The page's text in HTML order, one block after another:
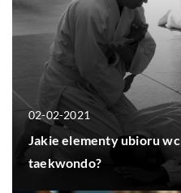
02-02-2021
Jakie elementy ubioru
taekwondo?